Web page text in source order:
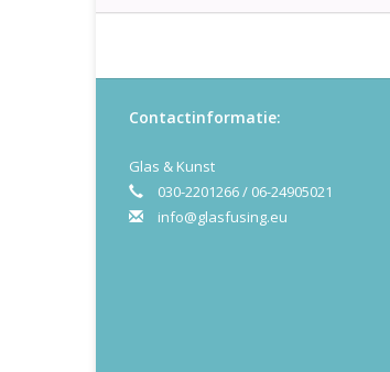
Contactinformatie:
Glas & Kunst
030-2201266 / 06-24905021
info@glasfusing.eu